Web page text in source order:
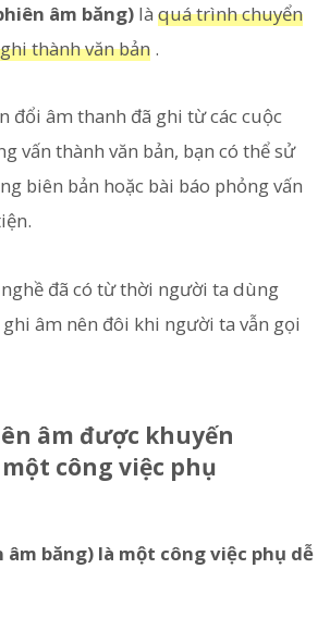
âm băng) là quá trình chuyển
thành văn bản .
đổi âm thanh đã ghi từ các cuộc
vấn thành văn bản, bạn có thể sử
biên bản hoặc bài báo phỏng vấn
đã có từ thời người ta dùng
ghi âm nên đôi khi người ta vẫn gọi
âm được khuyến
công việc phụ
âm băng) là một công việc phụ dễ